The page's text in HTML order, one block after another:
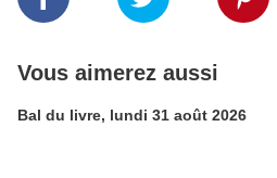
Vous aimerez aussi
Bal du livre, lundi 31 août 2026